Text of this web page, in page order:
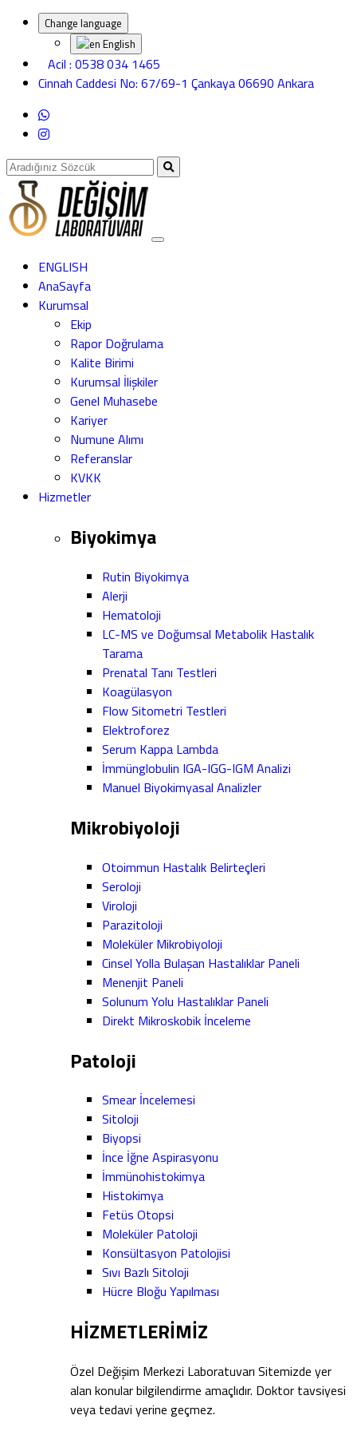
Change language
English
Acil : 0538 034 1465
Cinnah Caddesi No: 67/69-1 Çankaya 06690 Ankara
ENGLISH
AnaSayfa
Kurumsal
Ekip
Rapor Doğrulama
Kalite Birimi
Kurumsal İlişkiler
Genel Muhasebe
Kariyer
Numune Alımı
Referanslar
KVKK
Hizmetler
Biyokimya
Rutin Biyokimya
Alerji
Hematoloji
LC-MS ve Doğumsal Metabolik Hastalık
Tarama
Prenatal Tanı Testleri
Koagülasyon
Flow Sitometri Testleri
Elektroforez
Serum Kappa Lambda
İmmünglobulin IGA-IGG-IGM Analizi
Manuel Biyokimyasal Analizler
Mikrobiyoloji
Otoimmun Hastalık Belirteçleri
Seroloji
Viroloji
Parazitoloji
Moleküler Mikrobiyoloji
Cinsel Yolla Bulaşan Hastalıklar Paneli
Menenjit Paneli
Solunum Yolu Hastalıklar Paneli
Direkt Mikroskobik İnceleme
Patoloji
Smear İncelemesi
Sitoloji
Biyopsi
İnce İğne Aspirasyonu
İmmünohistokimya
Histokimya
Fetüs Otopsi
Moleküler Patoloji
Konsültasyon Patolojisi
Sıvı Bazlı Sitoloji
Hücre Bloğu Yapılması
HİZMETLERİMİZ
Özel Değişim Merkezi Laboratuvarı Sitemizde yer
alan konular bilgilendirme amaçlıdır. Doktor tavsiyesi
veya tedavi yerine geçmez.